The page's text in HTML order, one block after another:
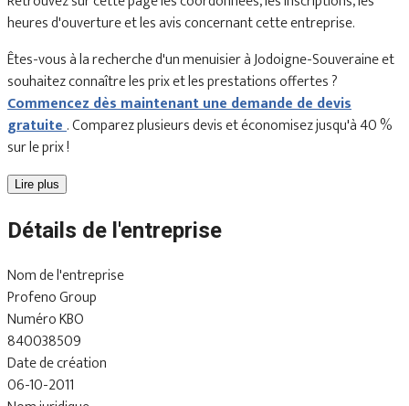
heures d'ouverture et les avis concernant cette entreprise.
Êtes-vous à la recherche d'un menuisier à Jodoigne-Souveraine et
souhaitez connaître les prix et les prestations offertes ?
Commencez dès maintenant une demande de devis
gratuite. Comparez plusieurs devis et économisez jusqu'à 40 %
sur le prix !
Lire plus
Détails de l'entreprise
Nom de l'entreprise
Profeno Group
Numéro KBO
840038509
Date de création
06-10-2011